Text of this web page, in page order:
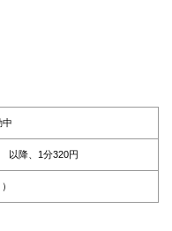
中
以降、1分320円